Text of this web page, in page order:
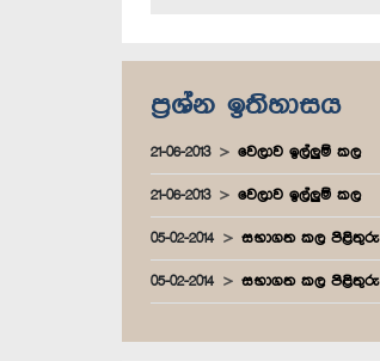
ප්‍රශ්න ඉතිහාසය
21-06-2013 වෙලාව ඉල්ලුම් කල
21-06-2013 වෙලාව ඉල්ලුම් කල
05-02-2014 සභාගත කල පිළිතුරු
05-02-2014 සභාගත කල පිළිතුරු